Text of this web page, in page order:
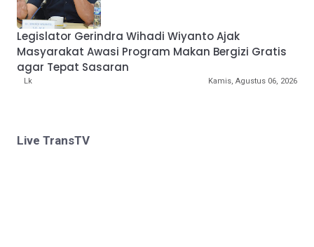
Legislator Gerindra Wihadi Wiyanto Ajak
Masyarakat Awasi Program Makan Bergizi Gratis
agar Tepat Sasaran
Lk Kamis, Agustus 06, 2026
Live TransTV